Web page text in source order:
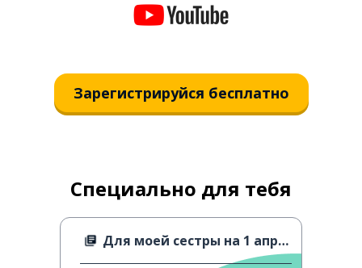
Зарегистрируйся бесплатно
Специально для тебя
Для моей сестры на 1 апреля